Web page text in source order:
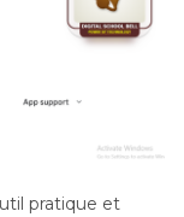
pratique et